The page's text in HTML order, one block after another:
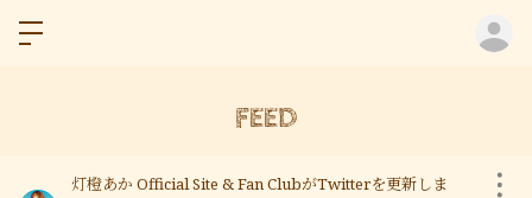
FEED
灯橙あか Official Site & Fan ClubがTwitterを更新しま